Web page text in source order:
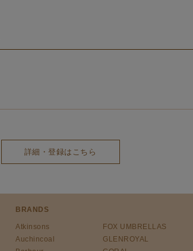
詳細・登録はこちら
BRANDS
Atkinsons
Auchincoal
FOX UMBRELLAS
GLENROYAL